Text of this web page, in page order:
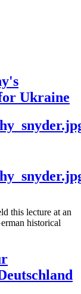
Ukraine
this lecture at an
historical